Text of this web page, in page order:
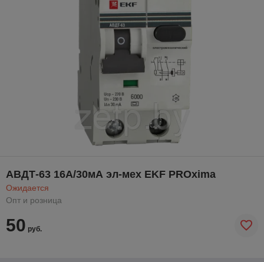
АВДТ-63 16А/30мА эл-мех EKF PROxima
Ожидается
Опт и розница
50 руб.